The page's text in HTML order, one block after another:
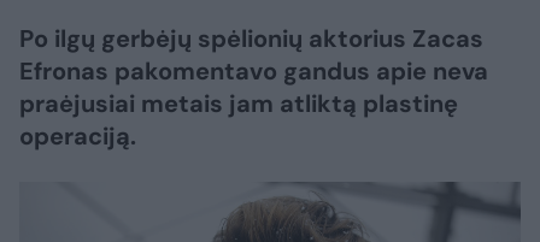
Po ilgų gerbėjų spėlionių aktorius Zacas
Efronas pakomentavo gandus apie neva
praėjusiai metais jam atliktą plastinę
operaciją.